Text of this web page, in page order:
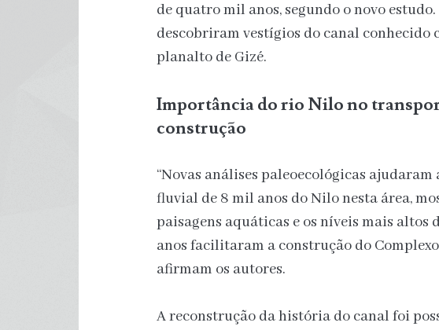
de quatro mil anos, segundo o novo
descobriram vestígios do canal conhecido
planalto de Gizé.
Importância do rio Nilo no
construção
“Novas análises paleoecológicas
fluvial de 8 mil anos do Nilo nesta área,
paisagens aquáticas e os níveis mais altos
anos facilitaram a construção do
afirmam os autores.
A reconstrução da história do canal foi